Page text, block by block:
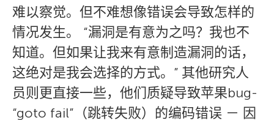
难以察觉。但不难想像错误会导致怎样的
情况发生。 “漏洞是有意为之吗？我也不
知道。但如果让我来有意制造漏洞的话，
这绝对是我会选择的方式。” 其他研究人
员则更直接一些，他们质疑导致苹果bug-
“goto fail”（跳转失败）的编码错误 － 因